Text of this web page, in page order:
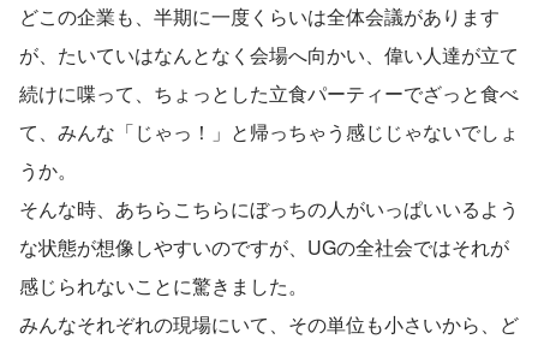
どこの企業も、半期に一度くらいは全体会議があります
が、たいていはなんとなく会場へ向かい、偉い人達が立て
続けに喋って、ちょっとした立食パーティーでざっと食べ
て、みんな「じゃっ！」と帰っちゃう感じじゃないでしょ
うか。
そんな時、あちらこちらにぼっちの人がいっぱいいるよう
な状態が想像しやすいのですが、UGの全社会ではそれが
感じられないことに驚きました。
みんなそれぞれの現場にいて、その単位も小さいから、ど